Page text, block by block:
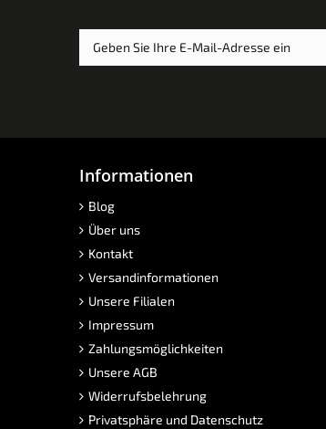
Informationen
Blog
Über uns
Kontakt
Versandinformationen
Unsere Filialen
Impressum
Zahlungsmöglichkeiten
Unsere AGB
Widerrufsbelehrung
Privatsphäre und Datenschutz